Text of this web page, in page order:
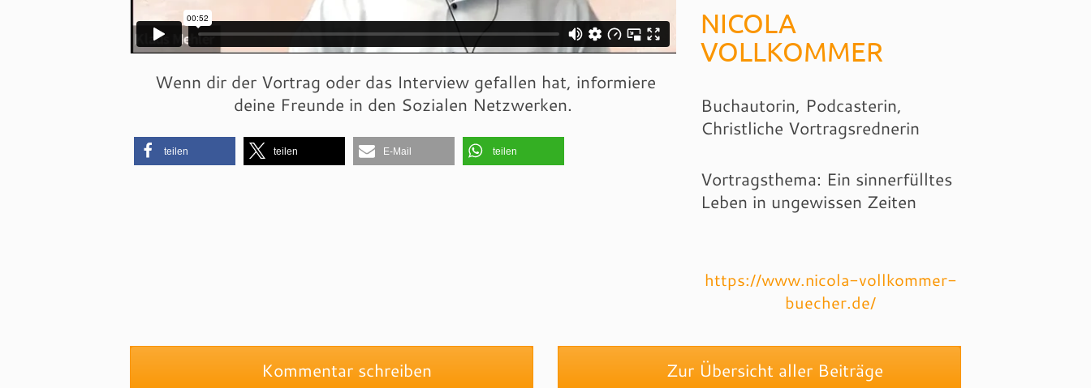
Wenn dir der Vortrag oder das Interview gefallen hat, informiere
deine Freunde in den Sozialen Netzwerken.
teilen teilen E-Mail teilen
NICOLA
VOLLKOMMER
Buchautorin, Podcasterin,
Christliche Vortragsrednerin
Vortragsthema: Ein sinnerfülltes
Leben in ungewissen Zeiten
https://www.nicola-vollkommer-
buecher.de/
Kommentar schreiben Zur Übersicht aller Beiträge